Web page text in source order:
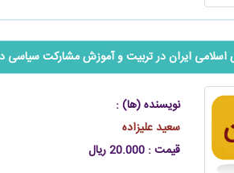
ایران در تربیت و آموزش مشارکت سیاسی
نویسنده (ها) :
سعید علیزاده
قیمت : 20.000 ریال